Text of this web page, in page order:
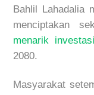
Bahlil Lahadalia
menciptakan
menarik
2080.
Masyarakat